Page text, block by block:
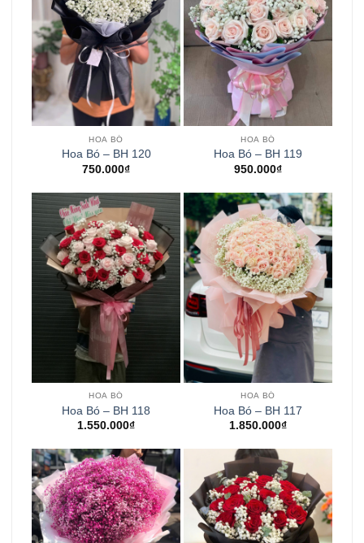
HOA BÓ
Hoa Bó – BH 120
750.000₫
HOA BÓ
Hoa Bó – BH 119
950.000₫
HOA BÓ
Hoa Bó – BH 118
1.550.000₫
HOA BÓ
Hoa Bó – BH 117
1.850.000₫